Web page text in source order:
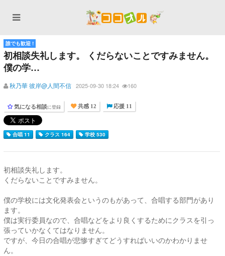
誰でも歓迎 !
初相談失礼します。 くだらないことですみません。
僕の学…
秋乃華 彼岸@人間不信 2025-09-30 18:24 160
気になる相談に登録 共感 12 応援 11
合唱 11 クラス 164 学校 530
初相談失礼します。
くだらないことですみません。
僕の学校には文化発表会というのもがあって、合唱する部門があり
ます。
僕は実行委員なので、合唱などをより良くするためにクラスを引っ
張っていかなくてはなりません。
ですが、今日の合唱が悲惨すぎてどうすればいいのかわかりませ
ん。